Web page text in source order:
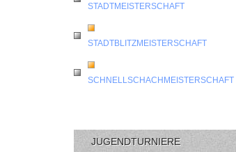
STADTMEISTERSCHAFT
STADTBLITZMEISTERSCHAFT
SCHNELLSCHACHMEISTERSCHAFT
JUGENDTURNIERE